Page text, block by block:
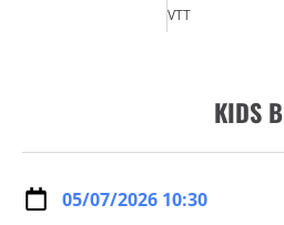
VTT
KIDS B
05/07/2026 10:30